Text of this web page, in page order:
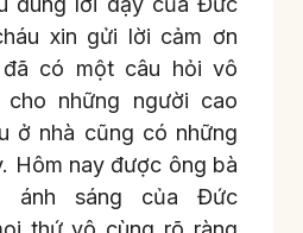
xin gửi lời cảm ơn
có một câu hỏi vô
những người cao
ở nhà cũng có những
Hôm nay được ông bà
ánh sáng của Đức